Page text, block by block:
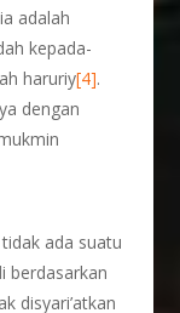
adalah
kepada-
haruriy[4].
dengan
ada suatu
berdasarkan
disyari’atkan